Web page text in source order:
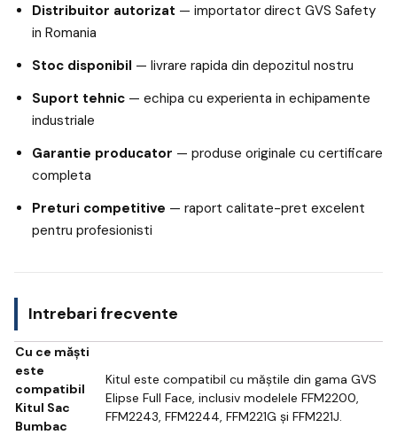
Distribuitor autorizat — importator direct GVS Safety
in Romania
Stoc disponibil — livrare rapida din depozitul nostru
Suport tehnic — echipa cu experienta in echipamente
industriale
Garantie producator — produse originale cu certificare
completa
Preturi competitive — raport calitate-pret excelent
pentru profesionisti
Intrebari frecvente
Cu ce măști
este
compatibil
Kitul Sac
Bumbac
Kitul este compatibil cu măștile din gama GVS
Elipse Full Face, inclusiv modelele FFM2200,
FFM2243, FFM2244, FFM221G și FFM221J.